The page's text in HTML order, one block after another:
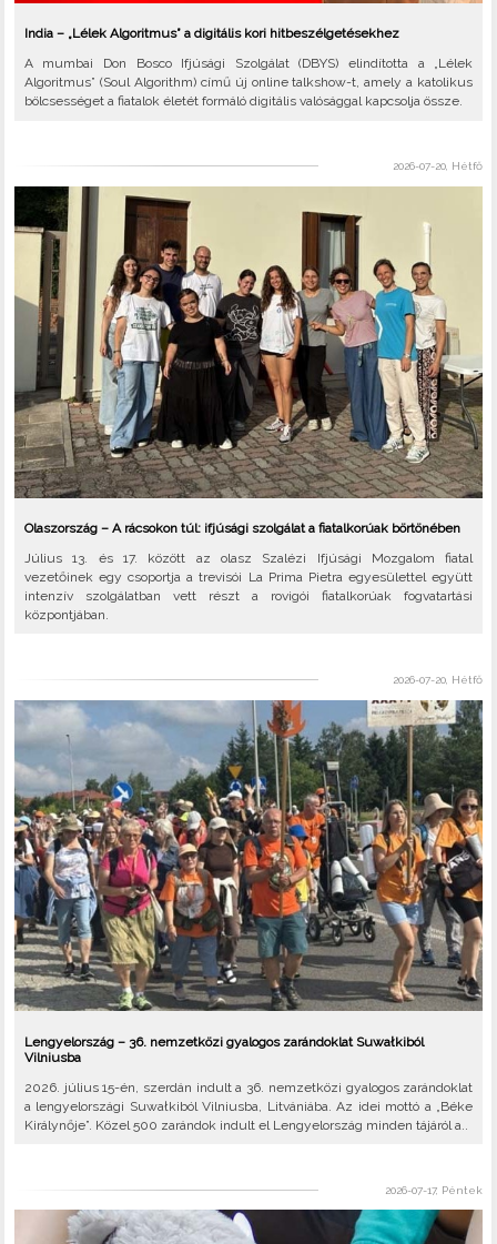
India – „Lélek Algoritmus” a digitális kori hitbeszélgetésekhez
A mumbai Don Bosco Ifjúsági Szolgálat (DBYS) elindította a „Lélek
Algoritmus” (Soul Algorithm) című új online talkshow-t, amely a katolikus
bölcsességet a fiatalok életét formáló digitális valósággal kapcsolja össze.
2026-07-20, Hétfő
Olaszország – A rácsokon túl: ifjúsági szolgálat a fiatalkorúak börtönében
Július 13. és 17. között az olasz Szalézi Ifjúsági Mozgalom fiatal
vezetőinek egy csoportja a trevisói La Prima Pietra egyesülettel együtt
intenzív szolgálatban vett részt a rovigói fiatalkorúak fogvatartási
központjában.
2026-07-20, Hétfő
Lengyelország – 36. nemzetközi gyalogos zarándoklat Suwałkiból
Vilniusba
2026. július 15-én, szerdán indult a 36. nemzetközi gyalogos zarándoklat
a lengyelországi Suwałkiból Vilniusba, Litvániába. Az idei mottó a „Béke
Királynője”. Közel 500 zarándok indult el Lengyelország minden tájáról a..
2026-07-17, Péntek